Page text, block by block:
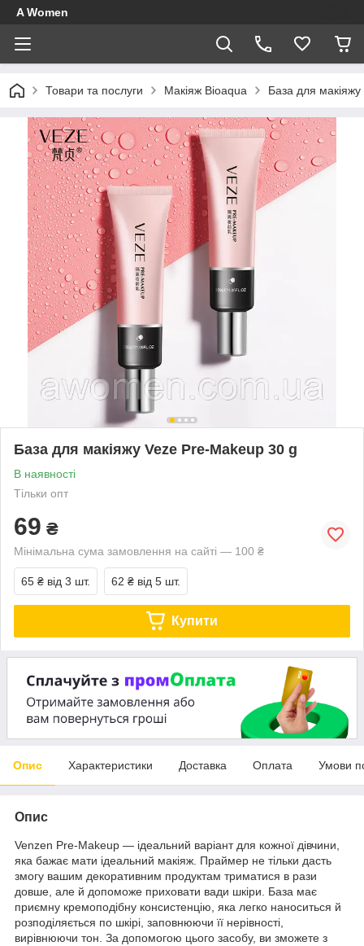
A Women
Товари та послуги Макіяж Bioaqua База для
База для макіяжу Veze Pre-Makeup 30 g
В наявності
Тільки опт
69 ₴
Мінімальна сума замовлення на сайті — 100 ₴
65 ₴ від 3 шт. 62 ₴ від 5 шт.
Купити
Опис Характеристики Доставка Оплата Умови
Опис
Venzen Pre-Makeup — ідеальний варіант для кожної дівчини,
яка бажає мати ідеальний макіяж. Праймер не тільки дасть
змогу вашим декоративним продуктам триматися в рази
довше, але й допоможе приховати вади шкіри. База має
приємну кремоподібну консистенцію, яка легко наноситься й
розподіляється по шкірі, заповнюючи її нерівності,
вирівнюючи тон. За допомогою цього засобу, ви зможете з